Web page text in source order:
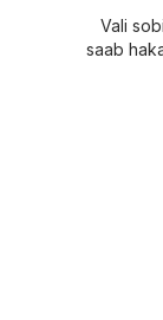
Vali
saab